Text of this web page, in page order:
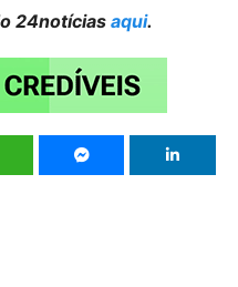
24notícias aqui.